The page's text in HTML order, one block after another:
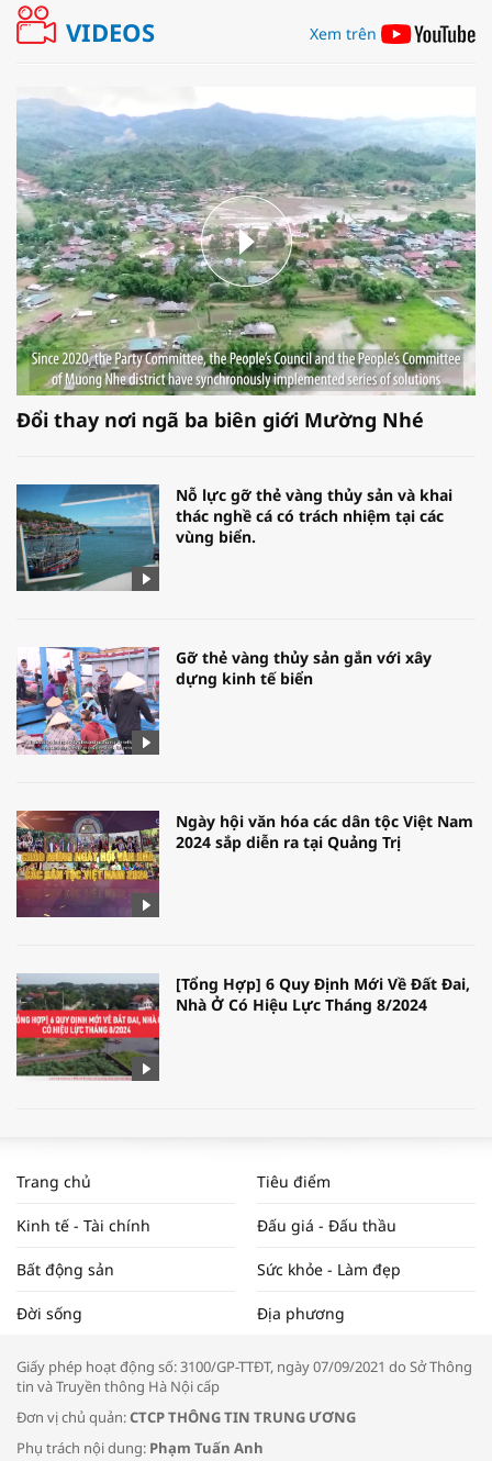
VIDEOS Xem trên
Đổi thay nơi ngã ba biên giới Mường Nhé
Nỗ lực gỡ thẻ vàng thủy sản và khai
thác nghề cá có trách nhiệm tại các
vùng biển.
Gỡ thẻ vàng thủy sản gắn với xây
dựng kinh tế biển
Ngày hội văn hóa các dân tộc Việt Nam
2024 sắp diễn ra tại Quảng Trị
[Tổng Hợp] 6 Quy Định Mới Về Đất Đai,
Nhà Ở Có Hiệu Lực Tháng 8/2024
NAM NĂM 2024 VÀ NĂM 2025 | NHỊP
ĐẬP THỊ TRƯỜNG #62
Tọa đàm “Xúc tiến thương mại: Khơi
Trang chủ Tiêu điểm
Kinh tế - Tài chính Đấu giá - Đấu thầu
Bất động sản Sức khỏe - Làm đẹp
Đời sống Địa phương
Giấy phép hoạt động số: 3100/GP-TTĐT, ngày 07/09/2021 do Sở Thông
tin và Truyền thông Hà Nội cấp
Đơn vị chủ quản:CTCP THÔNG TIN TRUNG ƯƠNG
Phụ trách nội dung: Phạm Tuấn Anh